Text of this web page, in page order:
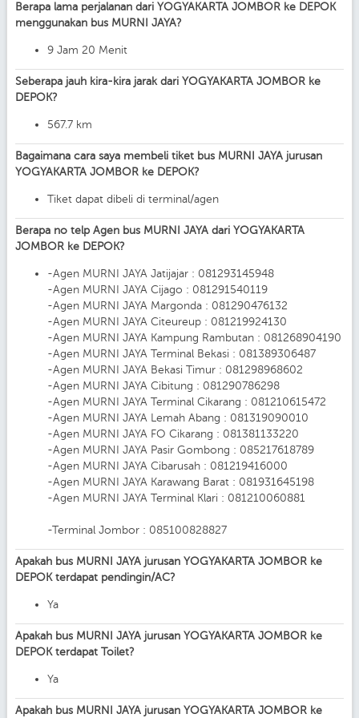
Berapa lama perjalanan dari YOGYAKARTA JOMBOR ke DEPOK
menggunakan bus MURNI JAYA?
9 Jam 20 Menit
Seberapa jauh kira-kira jarak dari YOGYAKARTA JOMBOR ke
DEPOK?
567.7 km
Bagaimana cara saya membeli tiket bus MURNI JAYA jurusan
YOGYAKARTA JOMBOR ke DEPOK?
Tiket dapat dibeli di terminal/agen
Berapa no telp Agen bus MURNI JAYA dari YOGYAKARTA
JOMBOR ke DEPOK?
-Agen MURNI JAYA Jatijajar : 081293145948
-Agen MURNI JAYA Cijago : 081291540119
-Agen MURNI JAYA Margonda : 081290476132
-Agen MURNI JAYA Citeureup : 081219924130
-Agen MURNI JAYA Kampung Rambutan : 081268904190
-Agen MURNI JAYA Terminal Bekasi : 081389306487
-Agen MURNI JAYA Bekasi Timur : 081298968602
-Agen MURNI JAYA Cibitung : 081290786298
-Agen MURNI JAYA Terminal Cikarang : 081210615472
-Agen MURNI JAYA Lemah Abang : 081319090010
-Agen MURNI JAYA FO Cikarang : 081381133220
-Agen MURNI JAYA Pasir Gombong : 085217618789
-Agen MURNI JAYA Cibarusah : 081219416000
-Agen MURNI JAYA Karawang Barat : 081931645198
-Agen MURNI JAYA Terminal Klari : 081210060881
-Terminal Jombor : 085100828827
Apakah bus MURNI JAYA jurusan YOGYAKARTA JOMBOR ke
DEPOK terdapat pendingin/AC?
Ya
Apakah bus MURNI JAYA jurusan YOGYAKARTA JOMBOR ke
DEPOK terdapat Toilet?
Ya
Apakah bus MURNI JAYA jurusan YOGYAKARTA JOMBOR ke